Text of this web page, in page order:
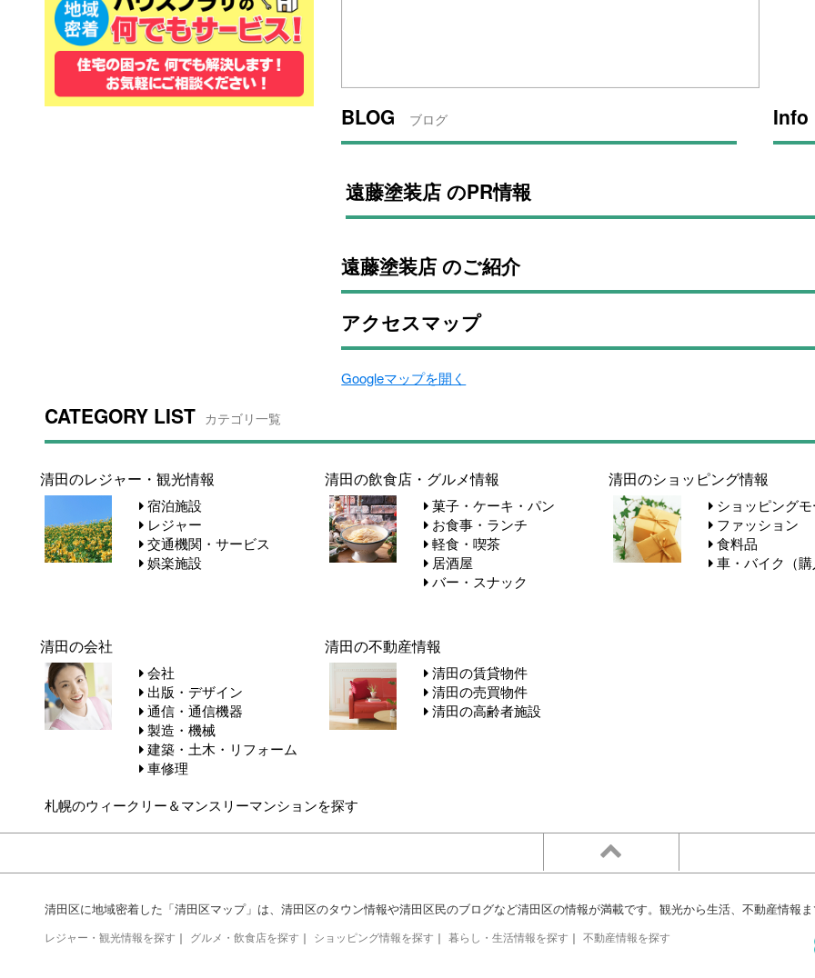
BLOG ブログ Info
遠藤塗装店 のPR情報
遠藤塗装店 のご紹介
アクセスマップ
Googleマップを開く
CATEGORY LIST カテゴリ一覧
清田のレジャー・観光情報
宿泊施設
レジャー
交通機関・サービス
娯楽施設
清田の飲食店・グルメ情報
菓子・ケーキ・パン
お食事・ランチ
軽食・喫茶
居酒屋
バー・スナック
清田のショッピング情報
ショッピングモ
ファッション
食料品
車・バイク（購
清田の会社
会社
出版・デザイン
通信・通信機器
製造・機械
建築・土木・リフォーム
車修理
清田の不動産情報
清田の賃貸物件
清田の売買物件
清田の高齢者施設
札幌のウィークリー＆マンスリーマンションを探す
清田区に地域密着した「清田区マップ」は、清田区のタウン情報や清田区民のブログなど清田区の情報が満載です。観光から生活、不動産情報
レジャー・観光情報を探す ｜ グルメ・飲食店を探す ｜ ショッピング情報を探す ｜ 暮らし・生活情報を探す ｜ 不動産情報を探す